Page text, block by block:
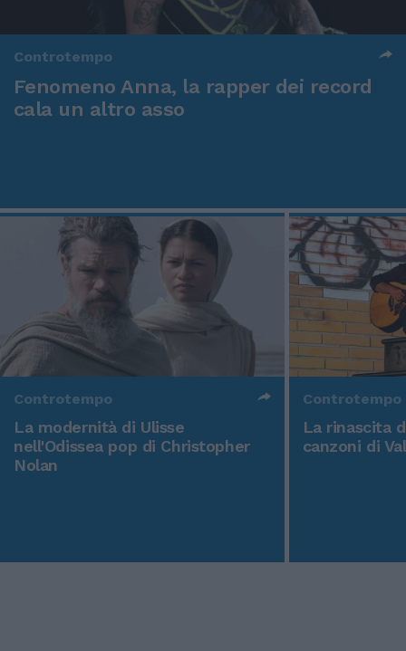
Controtempo
Fenomeno Anna, la rapper dei record
cala un altro asso
Controtempo
La modernità di Ulisse
nell'Odissea pop di Christopher
Nolan
Controtempo
La rinascita
canzoni di